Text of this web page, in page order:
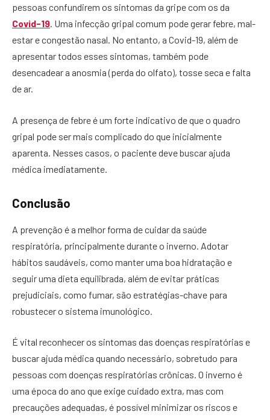
pessoas confundirem os sintomas da gripe com os da
Covid-19. Uma infecção gripal comum pode gerar febre, mal-
estar e congestão nasal. No entanto, a Covid-19, além de
apresentar todos esses sintomas, também pode
desencadear a anosmia (perda do olfato), tosse seca e falta
de ar.
A presença de febre é um forte indicativo de que o quadro
gripal pode ser mais complicado do que inicialmente
aparenta. Nesses casos, o paciente deve buscar ajuda
médica imediatamente.
Conclusão
A prevenção é a melhor forma de cuidar da saúde
respiratória, principalmente durante o inverno. Adotar
hábitos saudáveis, como manter uma boa hidratação e
seguir uma dieta equilibrada, além de evitar práticas
prejudiciais, como fumar, são estratégias-chave para
robustecer o sistema imunológico.
É vital reconhecer os sintomas das doenças respiratórias e
buscar ajuda médica quando necessário, sobretudo para
pessoas com doenças respiratórias crônicas. O inverno é
uma época do ano que exige cuidado extra, mas com
precauções adequadas, é possível minimizar os riscos e